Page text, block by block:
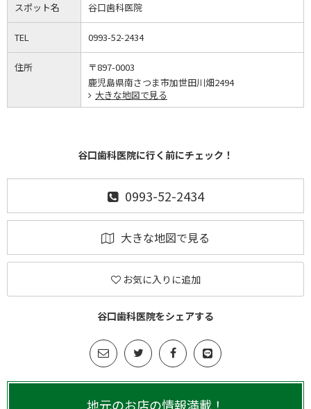
スポット名 谷口歯科医院
TEL 0993-52-2434
住所
〒897-0003
鹿児島県南さつま市加世田川畑2494
大きな地図で見る
谷口歯科医院に行く前にチェック！
0993-52-2434
大きな地図で見る
お気に入りに追加
谷口歯科医院をシェアする
地元のお店の情報満載！